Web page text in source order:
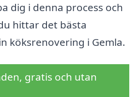
dig i denna process och
hittar det bästa
köksrenovering i Gemla.
gratis och utan